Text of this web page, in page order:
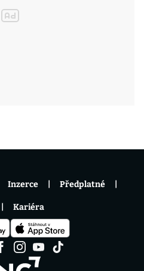
Inzerce Předplatné
Kariéra